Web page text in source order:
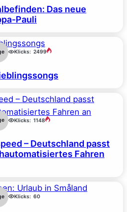
Das neue
Pauli
Klicks: 2499
Klicks: 1148
– Deutschland passt
Fahren
Klicks: 60